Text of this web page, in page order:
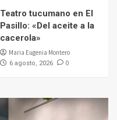
Teatro tucumano en El
Pasillo: «Del aceite a la
cacerola»
Maria Eugenia Montero
6 agosto, 2026 0